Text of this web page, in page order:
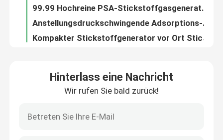
Kontakt mit uns
Neuigkeiten
Bitte um ein Angebot
Automatische Ammoniak-Krackeranlage Ammoniak-Krackeranlage Niedriger Verbrauch
Hinterlass eine Nachricht
Wir rufen Sie bald zurück!